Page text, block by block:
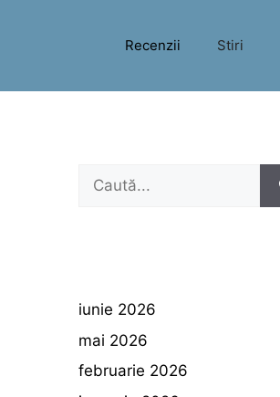
Recenzii Stiri
Caută
iunie 2026
mai 2026
februarie 2026